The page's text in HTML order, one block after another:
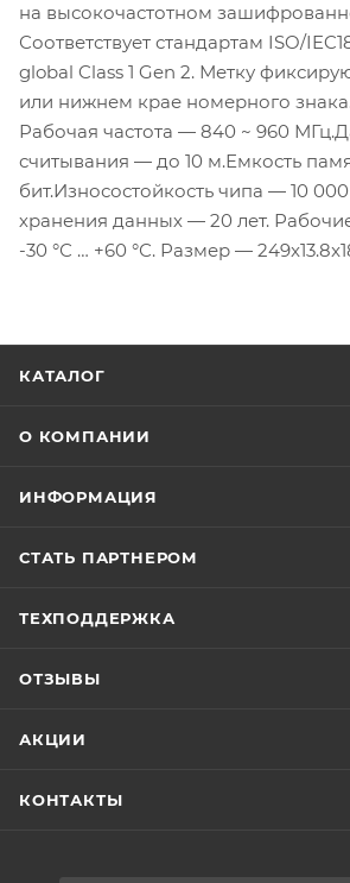
на высокочастотном
Соответствует стандартам ISO/
global Class 1 Gen 2. Метку
или нижнем крае номерного
Рабочая частота — 840 ~ 960
считывания — до 10 м.Емкость
бит.Износостойкость чипа — 10
хранения данных — 20 лет.
-30 °С … +60 °С. Размер —
КАТАЛОГ
О КОМПАНИИ
ИНФОРМАЦИЯ
СТАТЬ ПАРТНЕРОМ
ТЕХПОДДЕРЖКА
ОТЗЫВЫ
АКЦИИ
КОНТАКТЫ